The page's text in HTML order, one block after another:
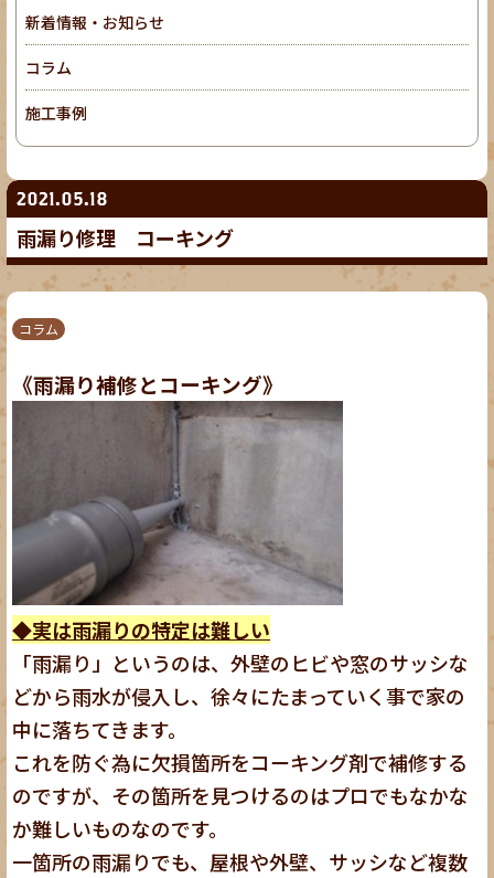
2021.05.18
雨漏り修理 コーキング
コラム
《雨漏り補修とコーキング》
◆実は雨漏りの特定は難しい
「雨漏り」というのは、外壁のヒビや窓のサッシな
どから雨水が侵入し、徐々にたまっていく事で家の
中に落ちてきます。
これを防ぐ為に欠損箇所をコーキング剤で補修する
のですが、その箇所を見つけるのはプロでもなかな
か難しいものなのです。
一箇所の雨漏りでも、屋根や外壁、サッシなど複数
新着情報・お知らせ
コラム
施工事例